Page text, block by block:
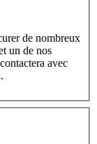
de nombreux
un de nos
avec